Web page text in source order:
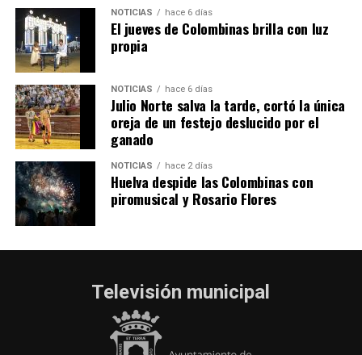
hace 2 días· Huelvatv
NOTICIAS hace 6 días
El jueves de Colombinas brilla con luz
propia
NOTICIAS hace 6 días
Julio Norte salva la tarde, cortó la única
oreja de un festejo deslucido por el
ganado
NOTICIAS hace 2 días
Huelva despide las Colombinas con
piromusical y Rosario Flores
Televisión municipal